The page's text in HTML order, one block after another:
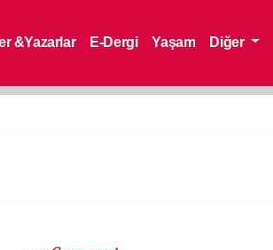
&Yazarlar E-Dergi Yaşam Diğer